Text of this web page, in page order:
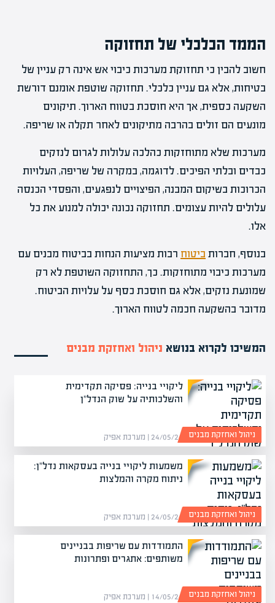
הממד הכלכלי של תחזוקה
חשוב להבין כי תחזוקת מערכות כיבוי אש אינה רק עניין של
בטיחות, אלא גם עניין כלכלי. תחזוקה שוטפת אומנם דורשת
השקעה כספית, אך היא חוסכת בטווח הארוך. תיקונים
מונעים הם זולים בהרבה מתיקונים לאחר תקלה או שריפה.
מערכות שלא מתוחזקות כהלכה עלולות לגרום לנזקים
כבדים ובלתי הפיכים. לדוגמה, במקרה של שריפה, העלויות
הכרוכות בשיקום המבנה, הפיצויים לנפגעים, והפסדי הכנסה
עלולים להיות עצומים. תחזוקה נכונה יכולה למנוע את כל
אלו.
בנוסף, חברות ביטוח רבות מציעות הנחות בביטוח מבנים עם
מערכות כיבוי מתוחזקות. כך, התחזוקה השוטפת לא רק
שמונעת נזקים, אלא גם חוסכת כסף על עלויות הביטוח.
מדובר בהשקעה חכמה לטווח הארוך.
המשיכו לקרוא בנושא ניהול ואחזקת מבנים
ליקויי בנייה: פסיקה תקדימית
והשלכותיה על שוק הנדל"ן
24/05/26 | מערכת אפיק ניהול ואחזקת מבנים
משמעות ליקויי בנייה בעסקאות נדל"ן:
ניתוח מקרה והמלצות
24/05/26 | מערכת אפיק ניהול ואחזקת מבנים
התמודדות עם שריפות בבניינים
משותפים: אתגרים ופתרונות
14/05/26 | מערכת אפיק ניהול ואחזקת מבנים